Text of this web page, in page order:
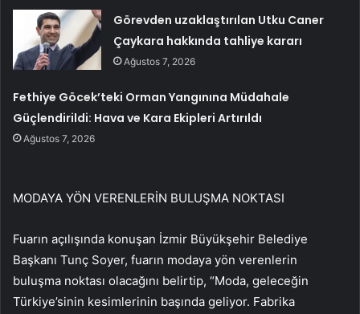
Görevden uzaklaştırılan Utku Caner
Çaykara hakkında tahliye kararı
Ağustos 7, 2026
Fethiye Göcek’teki Orman Yangınına Müdahale
Güçlendirildi: Hava ve Kara Ekipleri Artırıldı
Ağustos 7, 2026
MODAYA YÖN VERENLERİN BULUŞMA NOKTASI
Fuarın açılışında konuşan İzmir Büyükşehir Belediye
Başkanı Tunç Soyer, fuarın modaya yön verenlerin
buluşma noktası olacağını belirtip, “Moda, geleceğin
Türkiye’sinin kesimlerinin başında geliyor. Fabrika